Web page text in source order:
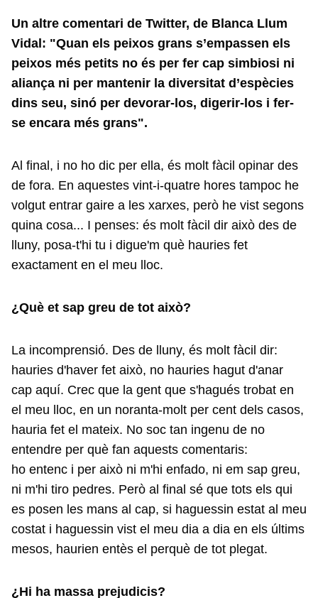
Un altre comentari de Twitter, de Blanca Llum
Vidal: "Quan els peixos grans s’empassen els
peixos més petits no és per fer cap simbiosi ni
aliança ni per mantenir la diversitat d’espècies
dins seu, sinó per devorar-los, digerir-los i fer-
se encara més grans".
Al final, i no ho dic per ella, és molt fàcil opinar des
de fora. En aquestes vint-i-quatre hores tampoc he
volgut entrar gaire a les xarxes, però he vist segons
quina cosa... I penses: és molt fàcil dir això des de
lluny, posa-t'hi tu i digue'm què hauries fet
exactament en el meu lloc.
¿Què et sap greu de tot això?
La incomprensió. Des de lluny, és molt fàcil dir:
hauries d'haver fet això, no hauries hagut d'anar
cap aquí. Crec que la gent que s'hagués trobat en
el meu lloc, en un noranta-molt per cent dels casos,
hauria fet el mateix. No soc tan ingenu de no
entendre per què fan aquests comentaris:
ho entenc i per això ni m'hi enfado, ni em sap greu,
ni m'hi tiro pedres. Però al final sé que tots els qui
es posen les mans al cap, si haguessin estat al meu
costat i haguessin vist el meu dia a dia en els últims
mesos, haurien entès el perquè de tot plegat.
¿Hi ha massa prejudicis?